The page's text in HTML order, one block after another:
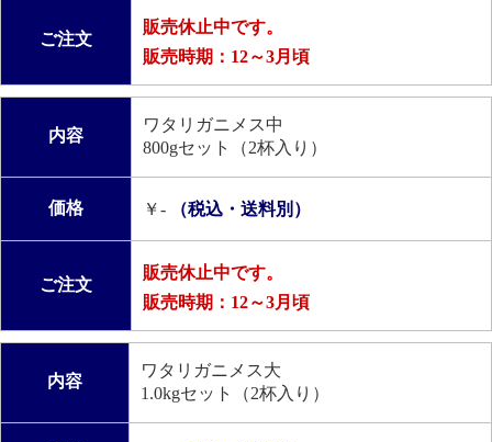
ご注文
販売休止中です。
販売時期：12～3月頃
内容
ワタリガニメス中
800gセット（2杯入り）
価格 ￥- （税込・送料別）
ご注文
販売休止中です。
販売時期：12～3月頃
内容
ワタリガニメス大
1.0kgセット（2杯入り）